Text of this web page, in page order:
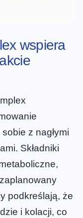
wspiera
z nagłymi
Składniki
podkreślają, że
i kolacji, co